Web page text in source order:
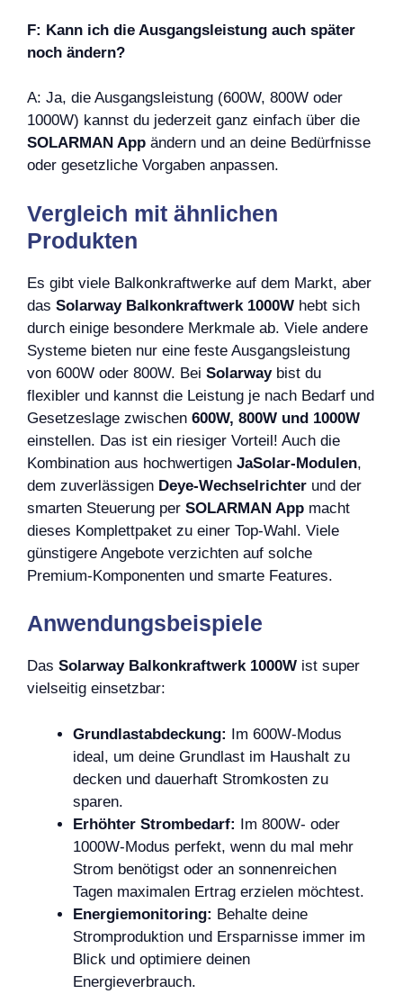
F: Kann ich die Ausgangsleistung auch später
noch ändern?
A: Ja, die Ausgangsleistung (600W, 800W oder
1000W) kannst du jederzeit ganz einfach über die
SOLARMAN App ändern und an deine Bedürfnisse
oder gesetzliche Vorgaben anpassen.
Vergleich mit ähnlichen
Produkten
Es gibt viele Balkonkraftwerke auf dem Markt, aber
das Solarway Balkonkraftwerk 1000W hebt sich
durch einige besondere Merkmale ab. Viele andere
Systeme bieten nur eine feste Ausgangsleistung
von 600W oder 800W. Bei Solarwaybist du
flexibler und kannst die Leistung je nach Bedarf und
Gesetzeslage zwischen 600W, 800W und 1000W
einstellen. Das ist ein riesiger Vorteil! Auch die
Kombination aus hochwertigen JaSolar-Modulen,
dem zuverlässigen Deye-Wechselrichter und der
smarten Steuerung per SOLARMAN App macht
dieses Komplettpaket zu einer Top-Wahl. Viele
günstigere Angebote verzichten auf solche
Premium-Komponenten und smarte Features.
Anwendungsbeispiele
Das Solarway Balkonkraftwerk 1000W ist super
vielseitig einsetzbar:
Grundlastabdeckung: Im 600W-Modus
ideal, um deine Grundlast im Haushalt zu
decken und dauerhaft Stromkosten zu
sparen.
Erhöhter Strombedarf: Im 800W- oder
1000W-Modus perfekt, wenn du mal mehr
Strom benötigst oder an sonnenreichen
Tagen maximalen Ertrag erzielen möchtest.
Energiemonitoring: Behalte deine
Stromproduktion und Ersparnisse immer im
Blick und optimiere deinen
Energieverbrauch.